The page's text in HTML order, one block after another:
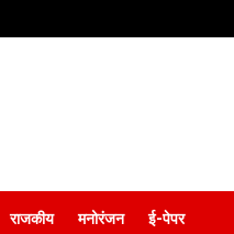
राजकीय मनोरंजन ई-पेपर